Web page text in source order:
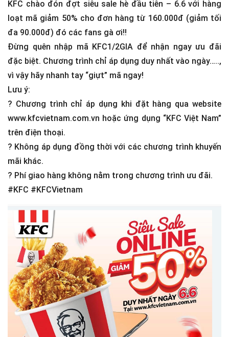
KFC chào đón đợt siêu sale hè đầu tiên – 6.6 với hàng
loạt mã giảm 50% cho đơn hàng từ 160.000đ (giảm tối
đa 90.000đ) đó các fans gà ơi!!
Đừng quên nhập mã KFC1/2GIA để nhận ngay ưu đãi
đặc biệt. Chương trình chỉ áp dụng duy nhất vào ngày…..,
vì vậy hãy nhanh tay “giựt” mã ngay!
Lưu ý:
? Chương trình chỉ áp dụng khi đặt hàng qua website
www.kfcvietnam.com.vn hoặc ứng dụng “KFC Việt Nam”
trên điện thoại.
? Không áp dụng đồng thời với các chương trình khuyến
mãi khác.
? Phí giao hàng không nằm trong chương trình ưu đãi.
#KFC #KFCVietnam